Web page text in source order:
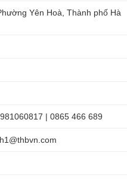
Yên Hoà, Thành phố Hà
| 0865 466 689